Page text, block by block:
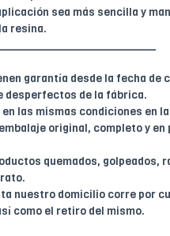
sea más sencilla y
resina.
garantía desde la fecha de
desperfectos de la fábrica.
las mismas condiciones en
original, completo y
quemados, golpeados,
nuestro domicilio corre por
como el retiro del mismo.